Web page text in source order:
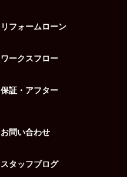
リフォームローン
ワークスフロー
保証・アフター
お問い合わせ
スタッフブログ